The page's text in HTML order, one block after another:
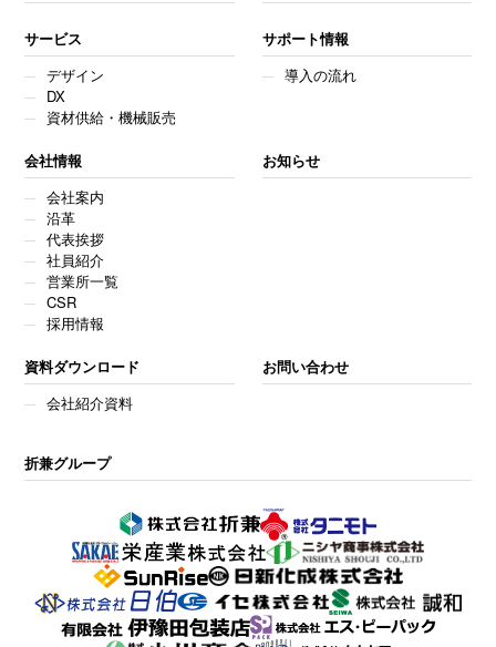
サービス
デザイン
DX
資材供給・機械販売
サポート情報
導入の流れ
会社情報
会社案内
沿革
代表挨拶
社員紹介
営業所一覧
CSR
採用情報
お知らせ
資料ダウンロード
会社紹介資料
お問い合わせ
折兼グループ